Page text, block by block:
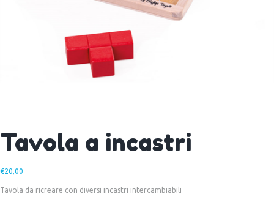
Tavola a incastri
€20,00
Tavola da ricreare con diversi incastri intercambiabili